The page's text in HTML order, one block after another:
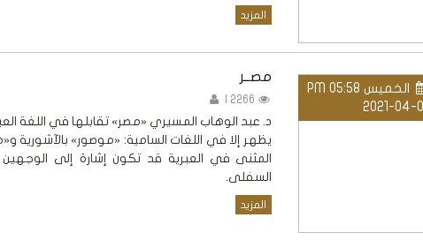
المزيد
الخميس PM 05:58
2021-04-
مصــر
د. عبد الوهاب المسيري «مصر» تقابلها في اللغة
يظهر إلا في اللغات السامية: «موصور» بالآشورية
المثنى في العبرية قد تكون إشارة إلى
السفلى.
المزيد